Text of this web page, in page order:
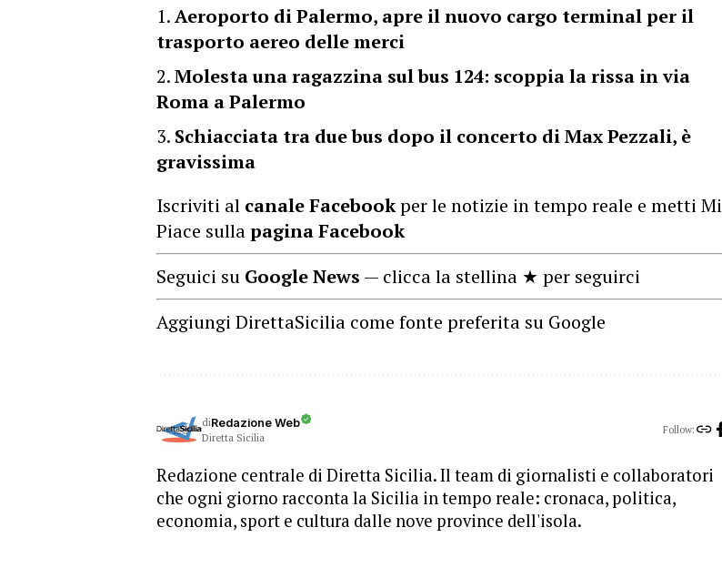
Aeroporto di Palermo, apre il nuovo cargo terminal per il
trasporto aereo delle merci
Molesta una ragazzina sul bus 124: scoppia la rissa in via
Roma a Palermo
Schiacciata tra due bus dopo il concerto di Max Pezzali, è
gravissima
Iscriviti al canale Facebookper le notizie in tempo reale e metti Mi
Piace sullapagina Facebook
Seguici su Google News — clicca la stellina ★ per seguirci
Aggiungi DirettaSicilia come fonte preferita su Google
diRedazione Web
Diretta Sicilia
Follow:
Redazione centrale di Diretta Sicilia. Il team di giornalisti e collaboratori
che ogni giorno racconta la Sicilia in tempo reale: cronaca, politica,
economia, sport e cultura dalle nove province dell'isola.